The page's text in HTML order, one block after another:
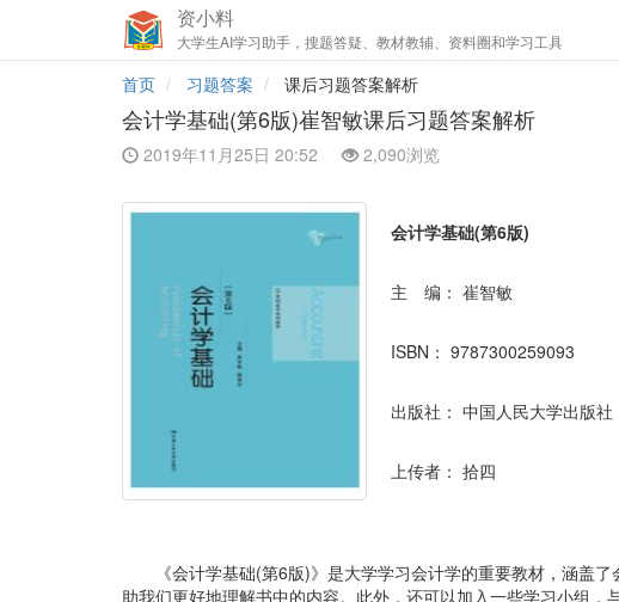
资小料
大学生AI学习助手，搜题答疑、教材教辅、资料圈和学习工具
首页 习题答案 课后习题答案解析
会计学基础(第6版)崔智敏课后习题答案解析
2019年11月25日 20:52 2,090浏览
会计学基础(第6版)
主 编： 崔智敏
ISBN： 9787300259093
出版社： 中国人民大学出版社
上传者： 拾四
《会计学基础(第6版)》是大学学习会计学的重要教材，涵盖
助我们更好地理解书中的内容。此外，还可以加入一些学习小组